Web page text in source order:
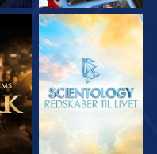
UDFORSK SERIEN